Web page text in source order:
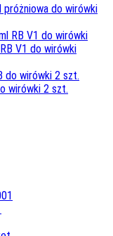
próżniowa do wirówki
V1 do wirówki
wirówki 2 szt.